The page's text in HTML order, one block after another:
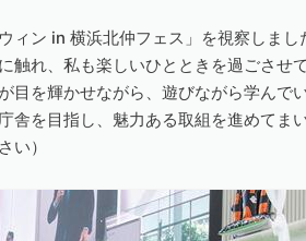
ィン in 横浜北仲フェス」を視察しま
れ、私も楽しいひとときを過ごさせ
を輝かせながら、遊びながら学んで
を目指し、魅力ある取組を進めてまい
い）